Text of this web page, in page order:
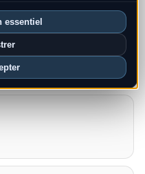
essentiel